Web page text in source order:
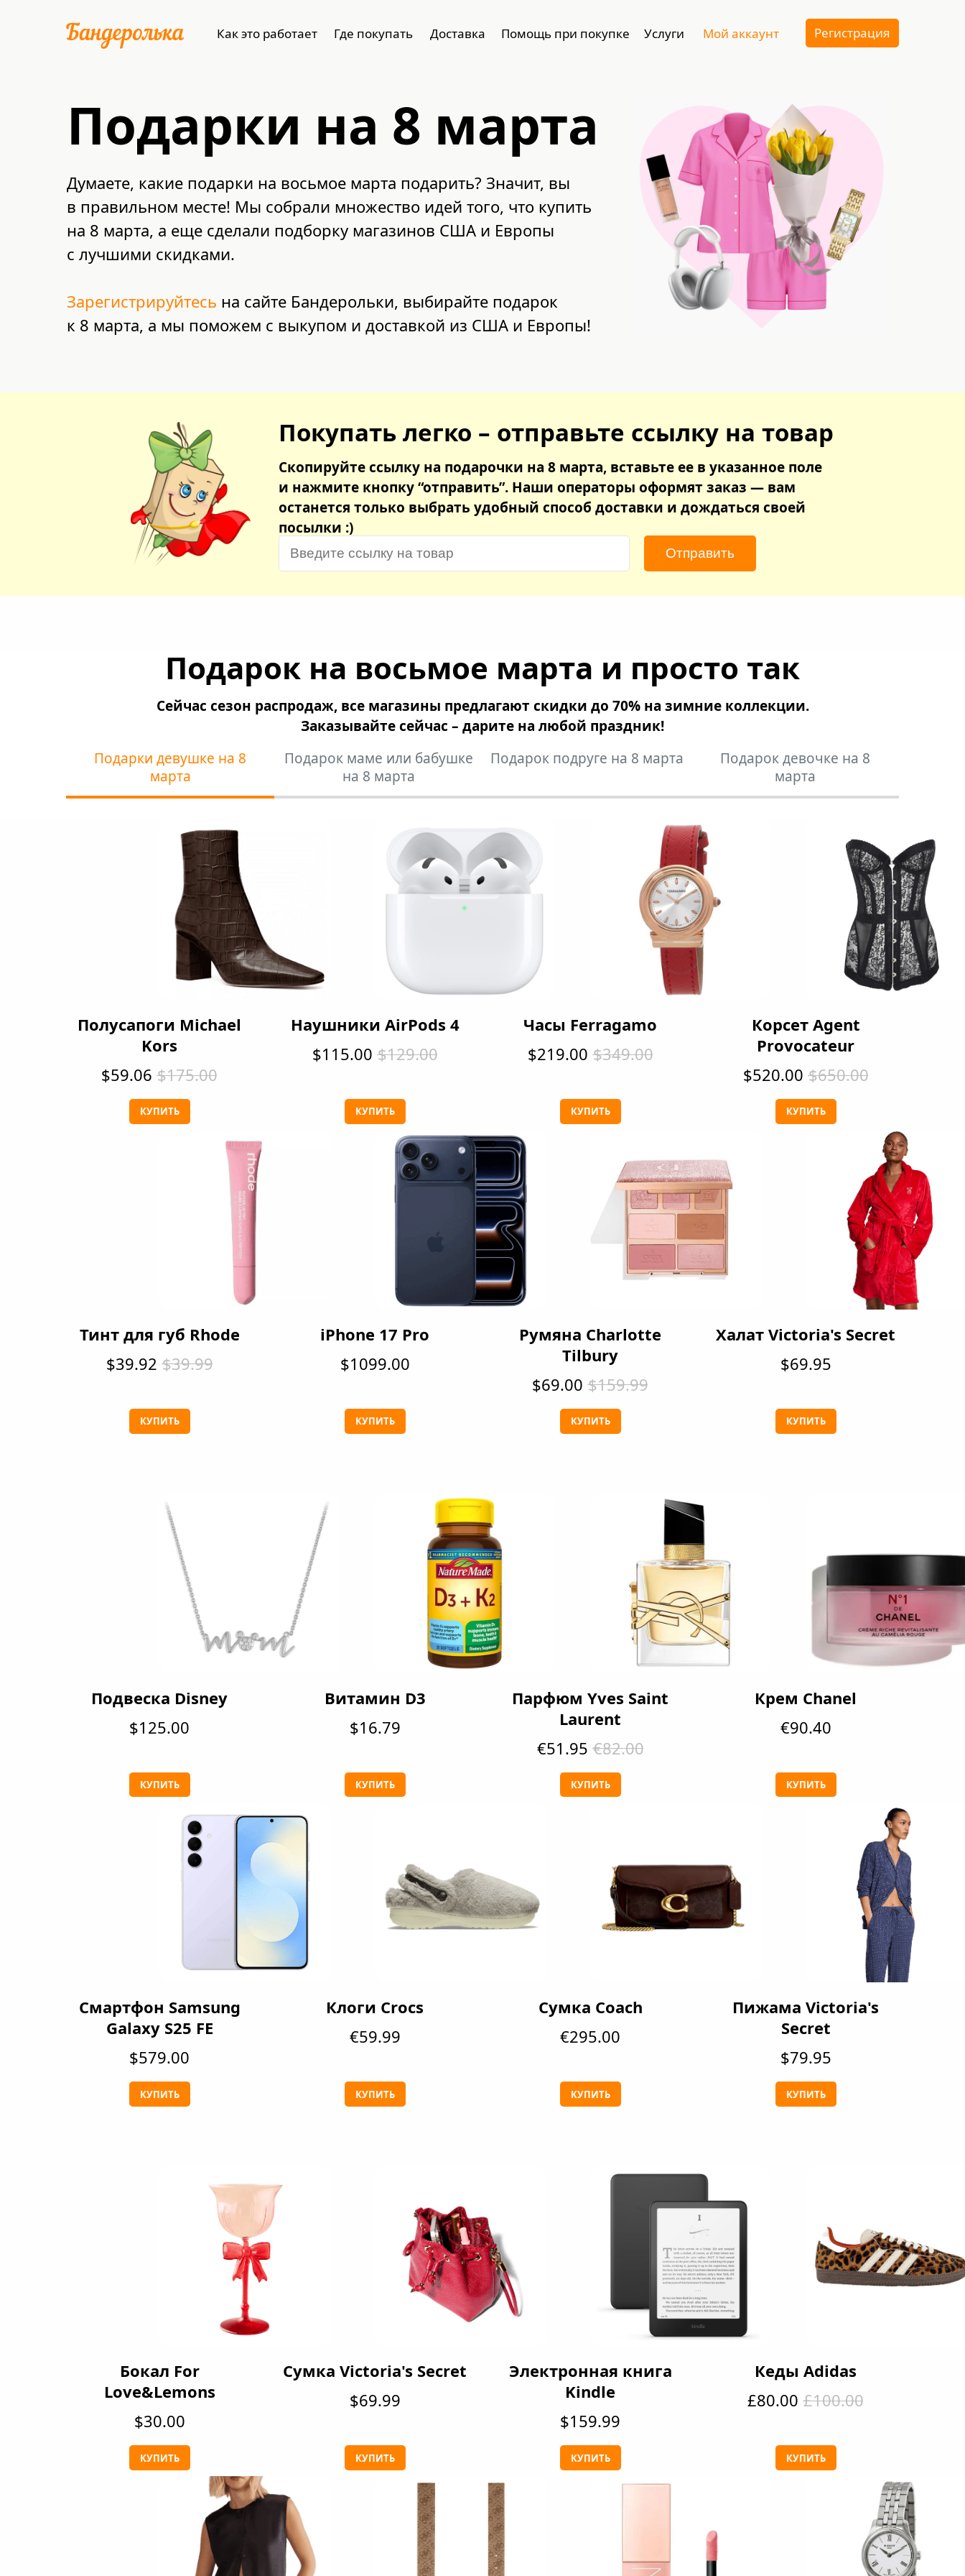
Доставка
Где покупать Помощь при покупке Услуги
Как это работает Мой аккаунт Регистрация
Думаете, какие подарки на восьмое марта подарить? Значит, вы
в правильном месте! Мы собрали множество идей того, что купить
на 8 марта, а еще сделали подборку магазинов США и Европы
с лучшими скидками.
Зарегистрируйтесь на сайте Бандерольки, выбирайте подарок
к 8 марта, а мы поможем с выкупом и доставкой из США и Европы!
Подарки на 8 марта
Скопируйте ссылку на подарочки на 8 марта, вставьте ее в указанное поле
и нажмите кнопку “отправить”. Наши операторы оформят заказ — вам
останется только выбрать удобный способ доставки и дождаться своей
посылки :)
Отправить
Покупать легко – отправьте ссылку на товар
Сейчас сезон распродаж, все магазины предлагают скидки до 70% на зимние коллекции.
Заказывайте сейчас – дарите на любой праздник!
Подарок на восьмое марта и просто так
Подарки девушке на 8
марта
Подарок маме или бабушке
на 8 марта
Подарок подруге на 8 марта
Подарок девочке на 8
марта
Полусапоги Michael
Kors
$59.06 $175.00
КУПИТЬ
Наушники AirPods 4
$115.00 $129.00
КУПИТЬ
Часы Ferragamo
$219.00 $349.00
КУПИТЬ
Корсет Agent
Provocateur
$520.00 $650.00
КУПИТЬ
Тинт для губ Rhode
$39.92 $39.99
КУПИТЬ
iPhone 17 Pro
$1099.00
КУПИТЬ
Румяна Charlotte
Tilbury
$69.00 $159.99
КУПИТЬ
Халат Victoria's Secret
$69.95
КУПИТЬ
Подвеска Disney
$125.00
КУПИТЬ
Витамин D3
$16.79
КУПИТЬ
Парфюм Yves Saint
Laurent
€51.95 €82.00
КУПИТЬ
Крем Chanel
€90.40
КУПИТЬ
Смартфон Samsung
Galaxy S25 FE
$579.00
КУПИТЬ
Клоги Crocs
€59.99
КУПИТЬ
Сумка Coach
€295.00
КУПИТЬ
Пижама Victoria's
Secret
$79.95
КУПИТЬ
Бокал For
Love&Lemons
$30.00
КУПИТЬ
Сумка Victoria's Secret
$69.99
КУПИТЬ
Электронная книга
Kindle
$159.99
КУПИТЬ
Кеды Adidas
£80.00 £100.00
КУПИТЬ